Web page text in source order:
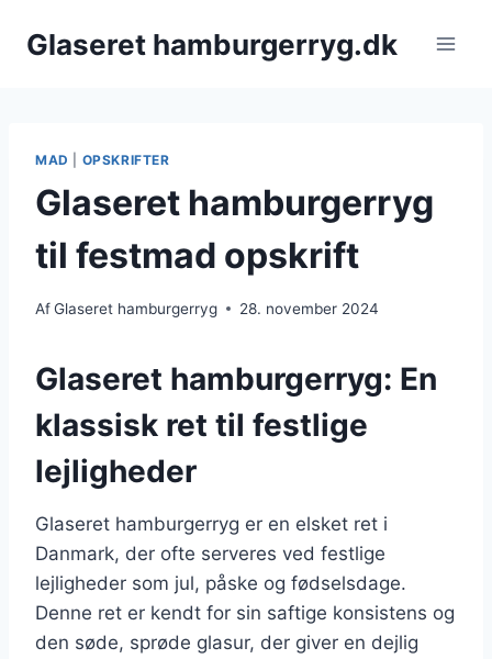
Glaseret hamburgerryg.dk
MAD OPSKRIFTER
Glaseret hamburgerryg
til festmad opskrift
AfGlaseret hamburgerryg 28. november 2024
Glaseret hamburgerryg: En
klassisk ret til festlige
lejligheder
Glaseret hamburgerryg er en elsket ret i
Danmark, der ofte serveres ved festlige
lejligheder som jul, påske og fødselsdage.
Denne ret er kendt for sin saftige konsistens og
den søde, sprøde glasur, der giver en dejlig